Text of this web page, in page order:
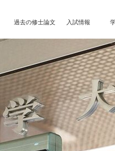
過去の修士論文 入試情報